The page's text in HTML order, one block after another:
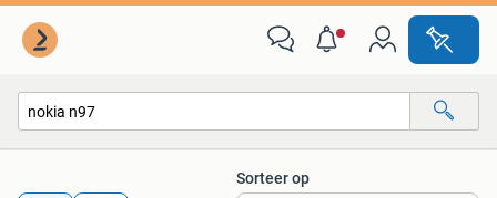
Sorteer op